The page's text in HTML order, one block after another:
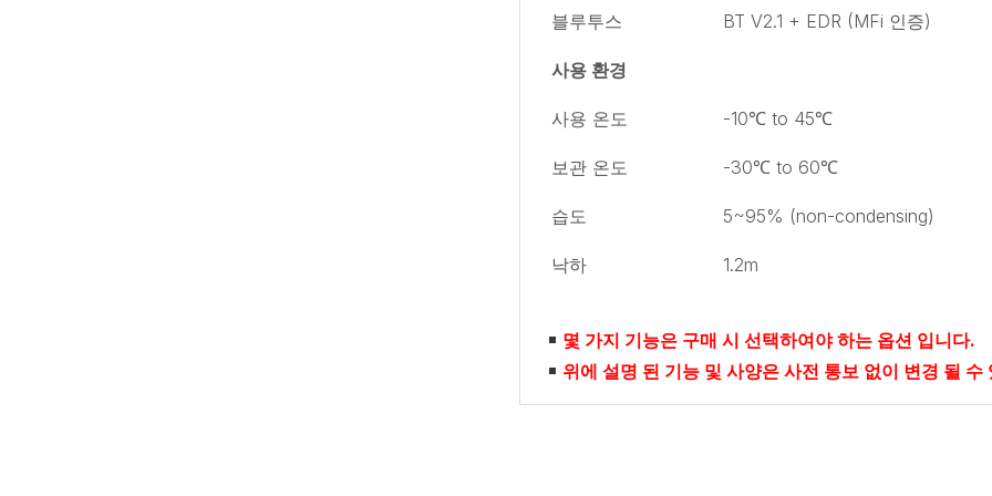
블루투스 BT V2.1 + EDR (MFi 인증)
사용 환경
사용 온도 -10℃ to 45℃
보관 온도 -30℃ to 60℃
습도 5~95% (non-condensing)
낙하 1.2m
몇 가지 기능은 구매 시 선택하여야 하는 옵션 입니다.
위에 설명 된 기능 및 사양은 사전 통보 없이 변경 될 수